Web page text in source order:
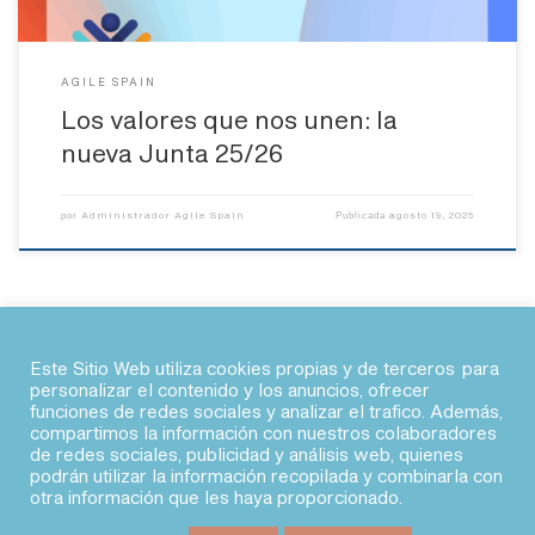
AGILE SPAIN
Los valores que nos unen: la
nueva Junta 25/26
por Administrador Agile Spain Publicadaagosto 19, 2025
© 2026 · Agile Spain
fab fa-linkedin
fab fa-twitter
fab fa-slack
fab fa-youtube
Este Sitio Web utiliza cookies propias y de terceros para
personalizar el contenido y los anuncios, ofrecer
funciones de redes sociales y analizar el trafico. Además,
compartimos la información con nuestros colaboradores
de redes sociales, publicidad y análisis web, quienes
podrán utilizar la información recopilada y combinarla con
otra información que les haya proporcionado.